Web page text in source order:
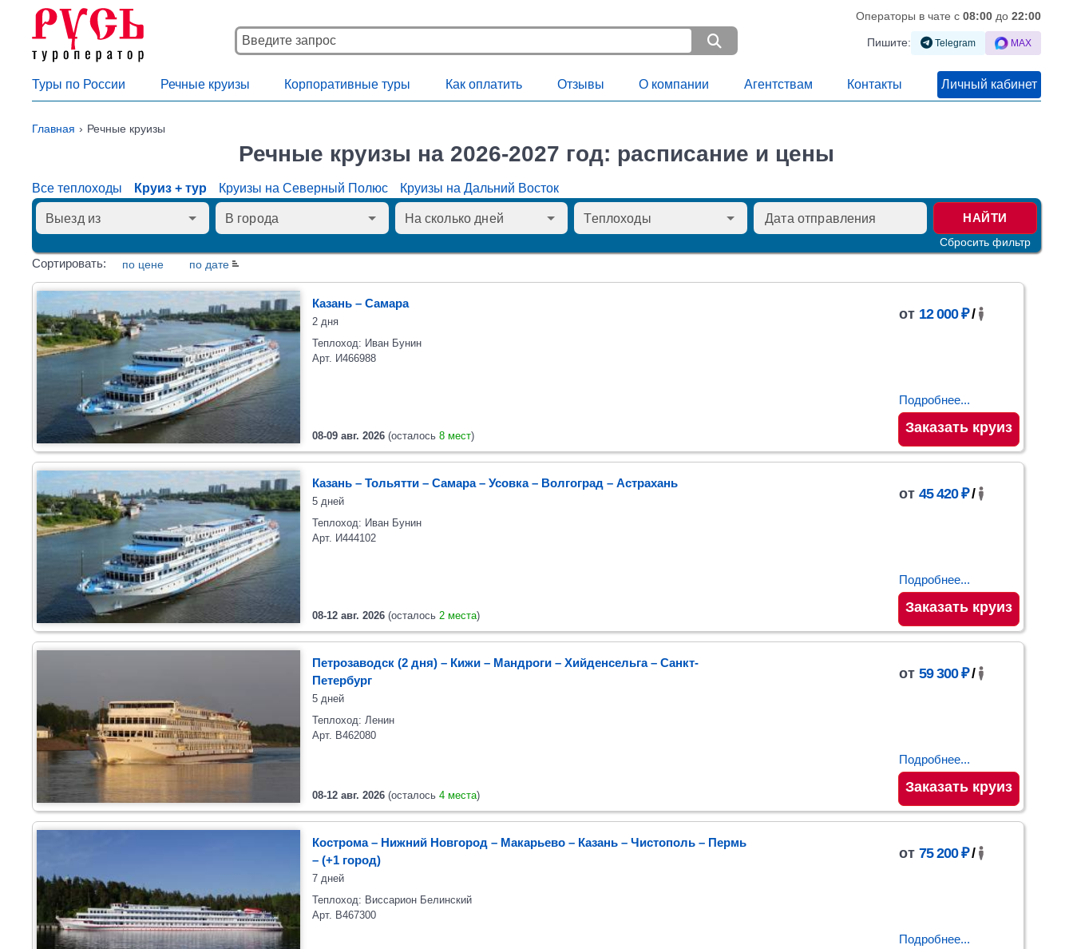
Операторы в чате c 08:00до 22:00
Пишите: Telegram MAX
Туры по России Речные круизы Корпоративные туры Как оплатить Отзывы О компании Агентствам Контакты Личный кабинет
Главная Речные круизы
Речные круизы на 2026-2027 год: расписание и цены
Все теплоходы Круиз + тур Круизы на Северный Полюс Круизы на Дальний Восток
НАЙТИ
Сбросить фильтр
Сортировать: по цене по дате
Казань – Самара
2 дня
Теплоход: Иван Бунин
08-09 авг. 2026 (осталось 8 мест)
Арт. И466988
от 12 000 ₽/
Подробнее...
Заказать круиз
Казань – Тольятти – Самара – Усовка – Волгоград – Астрахань
5 дней
Теплоход: Иван Бунин
08-12 авг. 2026 (осталось 2 места)
Арт. И444102
от 45 420 ₽/
Подробнее...
Заказать круиз
Петрозаводск (2 дня) – Кижи – Мандроги – Хийденсельга – Санкт-
Петербург
5 дней
Теплоход: Ленин
08-12 авг. 2026 (осталось 4 места)
Арт. В462080
от 59 300 ₽/
Подробнее...
Заказать круиз
Кострома – Нижний Новгород – Макарьево – Казань – Чистополь– Пермь
– (+1 город)
7 дней
Теплоход: Виссарион Белинский
Арт. В467300
от 75 200 ₽/
Подробнее...